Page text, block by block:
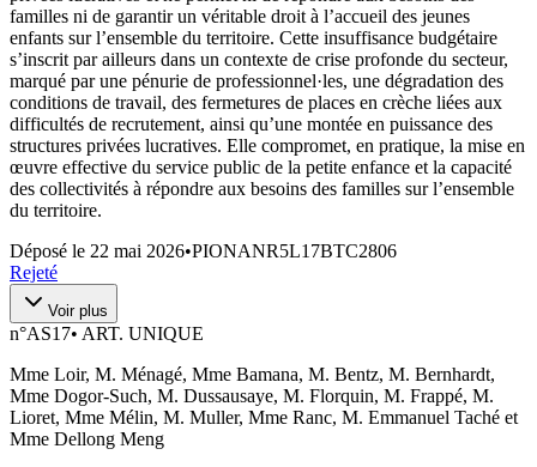
familles ni de garantir un véritable droit à l’accueil des jeunes
enfants sur l’ensemble du territoire. Cette insuffisance budgétaire
s’inscrit par ailleurs dans un contexte de crise profonde du secteur,
marqué par une pénurie de professionnel·les, une dégradation des
conditions de travail, des fermetures de places en crèche liées aux
difficultés de recrutement, ainsi qu’une montée en puissance des
structures privées lucratives. Elle compromet, en pratique, la mise en
œuvre effective du service public de la petite enfance et la capacité
des collectivités à répondre aux besoins des familles sur l’ensemble
du territoire.
Déposé le 22 mai 2026•PIONANR5L17BTC2806
Rejeté
Voir plus
n°AS17• ART. UNIQUE
Mme Loir, M. Ménagé, Mme Bamana, M. Bentz, M. Bernhardt,
Mme Dogor-Such, M. Dussausaye, M. Florquin, M. Frappé, M.
Lioret, Mme Mélin, M. Muller, Mme Ranc, M. Emmanuel Taché et
Mme Dellong Meng